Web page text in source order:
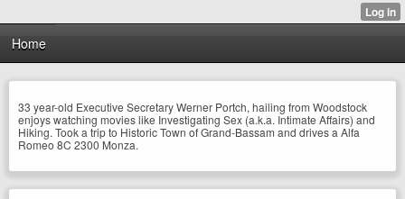
Home
33 year-old Executive Secretary Werner Portch, hailing from Woodstock
enjoys watching movies like Investigating Sex (a.k.a. Intimate Affairs) and
Hiking. Took a trip to Historic Town of Grand-Bassam and drives a Alfa
Romeo 8C 2300 Monza.